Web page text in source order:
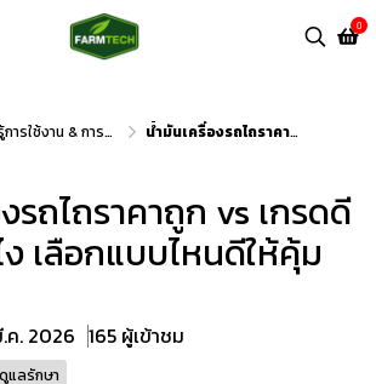
0
ใช้งาน & การดูแลรักษา น้ำมันเครื่องรถไถราคาถูก vs เกรดดี ต่างกันยังไง เลือกแบบไหนดีให้คุ้มค่า
รถไถราคาถูก vs เกรดดี
เลือกแบบไหนดีให้คุ้ม
ค. 2026 165 ผู้เข้าชม
แลรักษา